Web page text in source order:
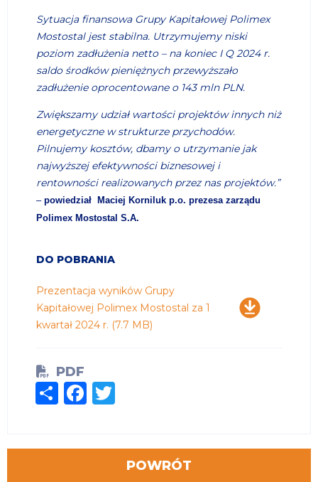
Sytuacja finansowa Grupy Kapitałowej Polimex
Mostostal jest stabilna. Utrzymujemy niski
poziom zadłużenia netto – na koniec I Q 2024 r.
saldo środków pieniężnych przewyższało
zadłużenie oprocentowane o 143 mln PLN.
Zwiększamy udział wartości projektów innych niż
energetyczne w strukturze przychodów.
Pilnujemy kosztów, dbamy o utrzymanie jak
najwyższej efektywności biznesowej i
rentowności realizowanych przez nas projektów.”
– powiedział Maciej Korniluk p.o. prezesa zarządu
Polimex Mostostal S.A.
DO POBRANIA
Pobierz
Prezentacja wyników Grupy
Kapitałowej Polimex Mostostal za 1
kwartał 2024 r. (7.7 MB)
PDF
ShareFacebook
POWRÓT